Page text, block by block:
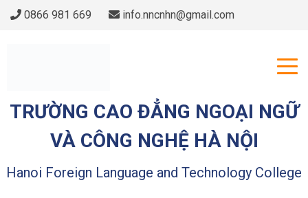
0866 981 669 info.nncnhn@gmail.com
TRƯỜNG CAO ĐẲNG NGOẠI NGỮ
VÀ CÔNG NGHỆ HÀ NỘI
Hanoi Foreign Language and Technology College